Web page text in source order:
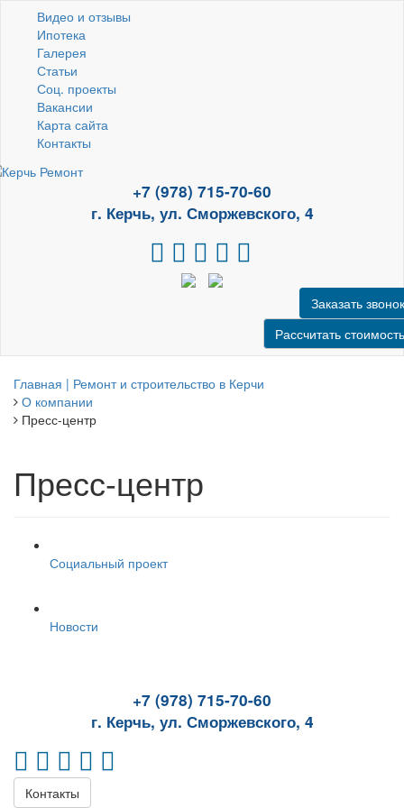
Видео и отзывы
Ипотека
Галерея
Статьи
Соц. проекты
Вакансии
Карта сайта
Контакты
+7 (978) 715-70-60
г. Керчь, ул. Сморжевского, 4
Заказать звонок
Рассчитать стоимость
Главная | Ремонт и строительство в Керчи
О компании
Пресс-центр
Пресс-центр
Социальный проект
Новости
+7 (978) 715-70-60
г. Керчь, ул. Сморжевского, 4
Контакты